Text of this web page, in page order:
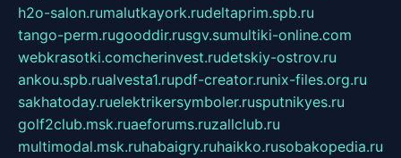
h2o-salon.rumalutkayork.rudeltaprim.spb.ru
tango-perm.rugooddir.rusgv.sumultiki-online.com
webkrasotki.comcherinvest.rudetskiy-ostrov.ru
ankou.spb.rualvesta1.rupdf-creator.runix-files.org.ru
sakhatoday.ruelektrikersymboler.rusputnikyes.ru
golf2club.msk.ruaeforums.ruzallclub.ru
multimodal.msk.ruhabaigry.ruhaikko.rusobakopedia.ru